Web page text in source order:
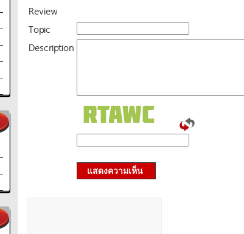
Review
Topic
Description
แสดงความเห็น